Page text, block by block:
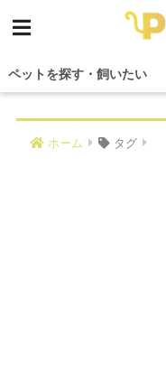
ペットを探す・飼いたい
ホーム タグ